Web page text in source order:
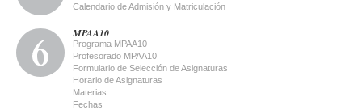
Calendario de Admisión y Matriculación
MPAA10
Programa MPAA10
Profesorado MPAA10
Formulario de Selección de Asignaturas
Horario de Asignaturas
Materias
Fechas